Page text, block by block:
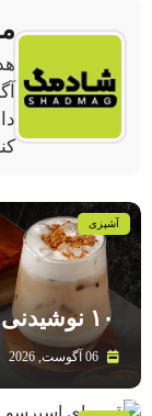
آشپزی